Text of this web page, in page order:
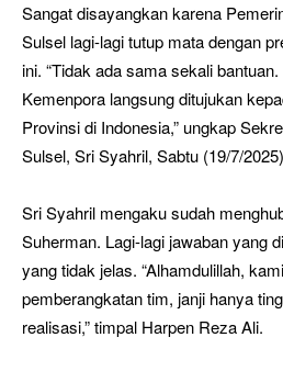
Sangat disayangkan karena
Sulsel lagi-lagi tutup mata dengan
ini. “Tidak ada sama sekali
Kemenpora langsung ditujukan
Provinsi di Indonesia,” ungkap
Sulsel, Sri Syahril, Sabtu (19/7/
Sri Syahril mengaku sudah
Suherman. Lagi-lagi jawaban yang
yang tidak jelas. “Alhamdulillah,
pemberangkatan tim, janji hanya
realisasi,” timpal Harpen Reza Ali.